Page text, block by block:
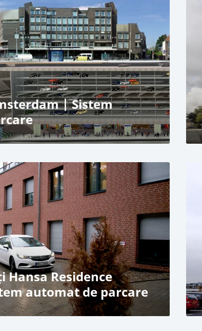
Londra
RESPACE E-PUZZLE
EV
| Sistem
Tehnologie de parcare bazată
vehiculelor electrice
Hansa Residence
automat de parcare